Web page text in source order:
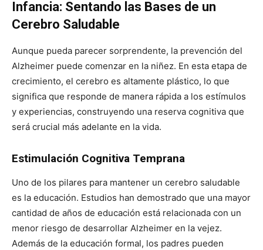
Infancia: Sentando las Bases de un
Cerebro Saludable
Aunque pueda parecer sorprendente, la prevención del
Alzheimer puede comenzar en la niñez. En esta etapa de
crecimiento, el cerebro es altamente plástico, lo que
significa que responde de manera rápida a los estímulos
y experiencias, construyendo una reserva cognitiva que
será crucial más adelante en la vida.
Estimulación Cognitiva Temprana
Uno de los pilares para mantener un cerebro saludable
es la educación. Estudios han demostrado que una mayor
cantidad de años de educación está relacionada con un
menor riesgo de desarrollar Alzheimer en la vejez.
Además de la educación formal, los padres pueden